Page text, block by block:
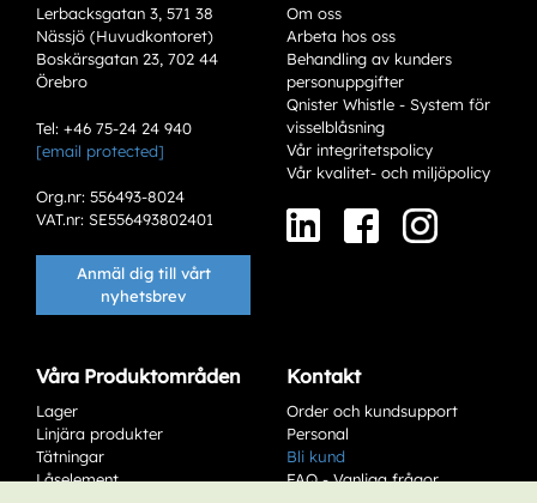
Varianter
Add to existing cart row
Add as new cart row
Lerbacksgatan 3, 571 38
Nässjö (Huvudkontoret)
Boskärsgatan 23, 702 44
Örebro
Tel: +46 75-24 24 940
[email protected]
Org.nr: 556493-8024
VAT.nr: SE556493802401
Anmäl dig till vårt
nyhetsbrev
Om oss
Arbeta hos oss
Behandling av kunders
personuppgifter
Qnister Whistle - System för
visselblåsning
Vår integritetspolicy
Vår kvalitet- och miljöpolicy
Våra Produktområden
Lager
Linjära produkter
Tätningar
Låselement
Kontakt
Order och kundsupport
Personal
Bli kund
FAQ - Vanliga frågor